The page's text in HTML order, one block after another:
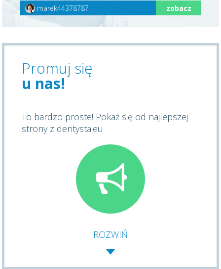
marek44378787 zobacz
Promuj się
u nas!
To bardzo proste! Pokaż się od najlepszej
strony z dentysta.eu
ROZWIŃ